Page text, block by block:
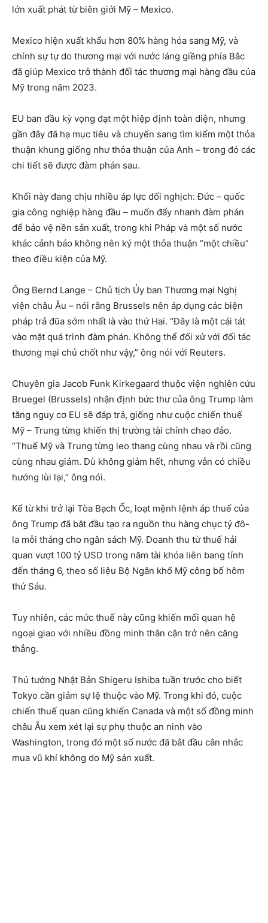
lớn xuất phát từ biên giới Mỹ – Mexico.
Mexico hiện xuất khẩu hơn 80% hàng hóa sang Mỹ, và
chính sự tự do thương mại với nước láng giềng phía Bắc
đã giúp Mexico trở thành đối tác thương mại hàng đầu của
Mỹ trong năm 2023.
EU ban đầu kỳ vọng đạt một hiệp định toàn diện, nhưng
gần đây đã hạ mục tiêu và chuyển sang tìm kiếm một thỏa
thuận khung giống như thỏa thuận của Anh – trong đó các
chi tiết sẽ được đàm phán sau.
Khối này đang chịu nhiều áp lực đối nghịch: Đức – quốc
gia công nghiệp hàng đầu – muốn đẩy nhanh đàm phán
để bảo vệ nền sản xuất, trong khi Pháp và một số nước
khác cảnh báo không nên ký một thỏa thuận “một chiều”
theo điều kiện của Mỹ.
Ông Bernd Lange – Chủ tịch Ủy ban Thương mại Nghị
viện châu Âu – nói rằng Brussels nên áp dụng các biện
pháp trả đũa sớm nhất là vào thứ Hai. “Đây là một cái tát
vào mặt quá trình đàm phán. Không thể đối xử với đối tác
thương mại chủ chốt như vậy,” ông nói với Reuters.
Chuyên gia Jacob Funk Kirkegaard thuộc viện nghiên cứu
Bruegel (Brussels) nhận định bức thư của ông Trump làm
tăng nguy cơ EU sẽ đáp trả, giống như cuộc chiến thuế
Mỹ – Trung từng khiến thị trường tài chính chao đảo.
“Thuế Mỹ và Trung từng leo thang cùng nhau và rồi cũng
cùng nhau giảm. Dù không giảm hết, nhưng vẫn có chiều
hướng lùi lại,” ông nói.
Kể từ khi trở lại Tòa Bạch Ốc, loạt mệnh lệnh áp thuế của
ông Trump đã bắt đầu tạo ra nguồn thu hàng chục tỷ đô-
la mỗi tháng cho ngân sách Mỹ. Doanh thu từ thuế hải
quan vượt 100 tỷ USD trong năm tài khóa liên bang tính
đến tháng 6, theo số liệu Bộ Ngân khố Mỹ công bố hôm
thứ Sáu.
Tuy nhiên, các mức thuế này cũng khiến mối quan hệ
ngoại giao với nhiều đồng minh thân cận trở nên căng
thẳng.
Thủ tướng Nhật Bản Shigeru Ishiba tuần trước cho biết
Tokyo cần giảm sự lệ thuộc vào Mỹ. Trong khi đó, cuộc
chiến thuế quan cũng khiến Canada và một số đồng minh
châu Âu xem xét lại sự phụ thuộc an ninh vào
Washington, trong đó một số nước đã bắt đầu cân nhắc
mua vũ khí không do Mỹ sản xuất.